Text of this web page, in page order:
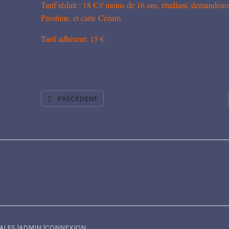
Tarif réduit : 18 € // moins de 16 ans, étudiant,
Passtime, et carte Cézam
Tarif adhèrent: 15 €
ARTICLE PRÉCÉDENT : MARC TOURNEBOEUF
PRÉCÉDENT